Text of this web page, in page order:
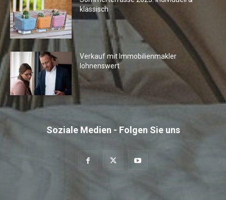
klassisch
Verkauf mit Immobilienmakler
lohnenswert
Soziale Medien - Folgen Sie uns